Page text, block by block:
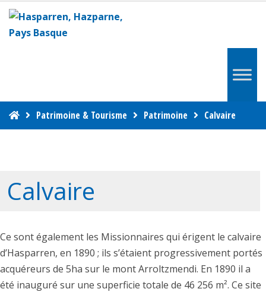
Patrimoine & Tourisme Patrimoine Calvaire
Calvaire
Ce sont également les Missionnaires qui érigent le calvaire
d’Hasparren, en 1890 ; ils s’étaient progressivement portés
acquéreurs de 5ha sur le mont Arroltzmendi. En 1890 il a
été inauguré sur une superficie totale de 46 256 m². Ce site